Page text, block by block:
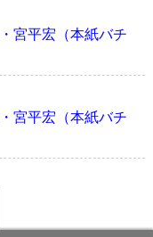
宮平宏（本紙バチ
宮平宏（本紙バチ